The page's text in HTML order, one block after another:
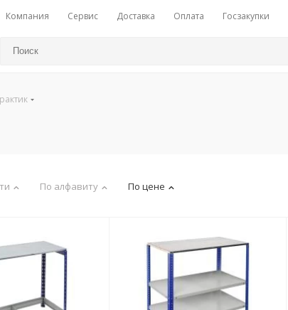
Компания Сервис Доставка Оплата Госзакупки
По алфавиту По цене